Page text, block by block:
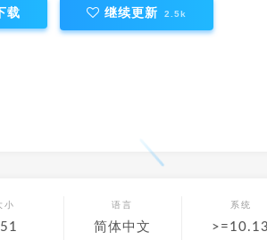
载 继续更新 2.5k
小 语言
简体中文
系统
>=10.13